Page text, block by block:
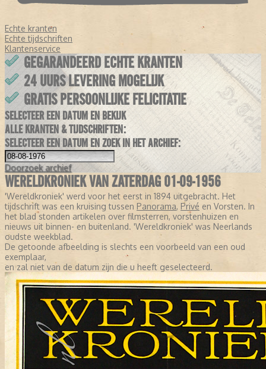
Echte kranten
Echte tijdschriften
Klantenservice
GEGARANDEERD ECHTE KRANTEN
24 UURS LEVERING MOGELIJK
GRATIS PERSOONLIJKE FELICITATIE
SELECTEER EEN DATUM EN BEKIJK
ALLE KRANTEN & TIJDSCHRIFTEN:
SELECTEER EEN DATUM EN ZOEK IN HET ARCHIEF:
Doorzoek archief
WERELDKRONIEK VAN ZATERDAG 01-09-1956
'Wereldkroniek' werd voor het eerst in 1894 uitgebracht. Het
tijdschrift was een kruising tussen Panorama, Privé en Vorsten. In
het blad stonden artikelen over filmsterren, vorstenhuizen en
nieuws uit binnen- en buitenland. 'Wereldkroniek' was Neerlands
oudste weekblad.
De getoonde afbeelding is slechts een voorbeeld van een oud
exemplaar,
en zal niet van de datum zijn die u heeft geselecteerd.